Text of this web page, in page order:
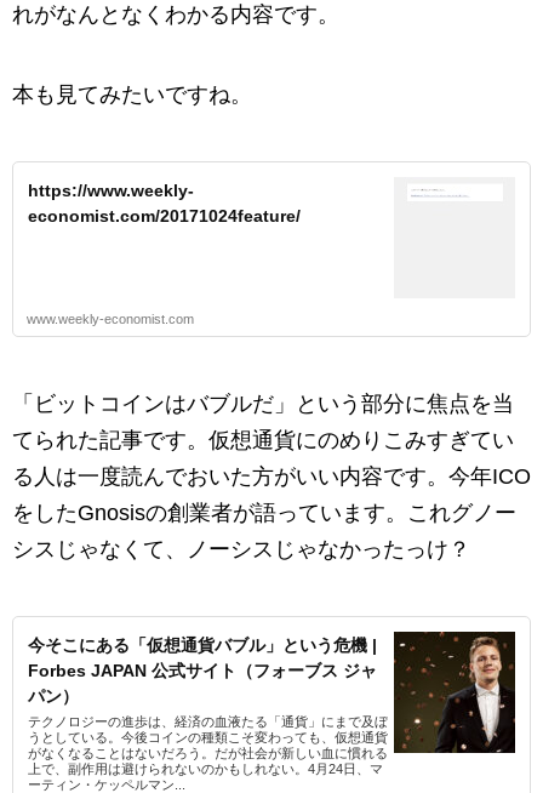
れがなんとなくわかる内容です。
本も見てみたいですね。
https://www.weekly-
economist.com/20171024feature/
www.weekly-economist.com
「ビットコインはバブルだ」という部分に焦点を当
てられた記事です。仮想通貨にのめりこみすぎてい
る人は一度読んでおいた方がいい内容です。今年ICO
をしたGnosisの創業者が語っています。これグノー
シスじゃなくて、ノーシスじゃなかったっけ？
今そこにある「仮想通貨バブル」という危機 |
Forbes JAPAN 公式サイト（フォーブス ジャ
パン）
テクノロジーの進歩は、経済の血液たる「通貨」にまで及ぼ
うとしている。今後コインの種類こそ変わっても、仮想通貨
がなくなることはないだろう。だが社会が新しい血に慣れる
上で、副作用は避けられないのかもしれない。4月24日、マ
ーティン・ケッペルマン...